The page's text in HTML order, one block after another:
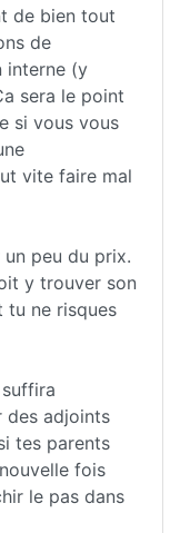
de bien tout
de
interne (y
sera le point
si vous vous
vite faire mal
peu du prix.
y trouver son
tu ne risques
des adjoints
tes parents
fois
le pas dans